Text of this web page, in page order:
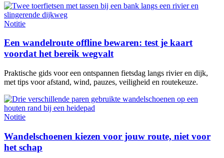
Notitie
Een wandelroute offline bewaren: test je kaart
voordat het bereik wegvalt
Praktische gids voor een ontspannen fietsdag langs rivier en dijk,
met tips voor afstand, wind, pauzes, veiligheid en routekeuze.
Notitie
Wandelschoenen kiezen voor jouw route, niet voor
het schap